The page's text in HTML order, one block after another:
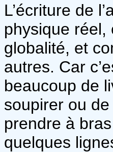
L’écriture de
physique réel,
globalité, et
autres. Car
beaucoup de
soupirer ou
prendre à
quelques